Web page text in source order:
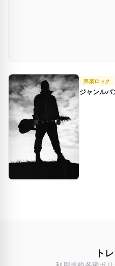
邦楽ロック
ジャンルバ
ト